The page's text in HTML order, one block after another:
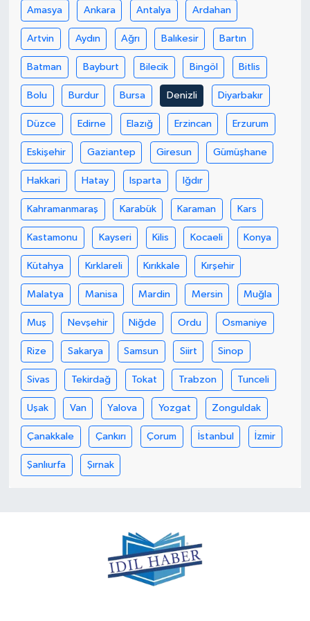
Amasya Ankara Antalya Ardahan
Artvin Aydın Ağrı Balıkesir Bartın
Batman Bayburt Bilecik Bingöl Bitlis
Bolu Burdur Bursa Denizli Diyarbakır
Düzce Edirne Elazığ Erzincan Erzurum
Eskişehir Gaziantep Giresun Gümüşhane
Hakkari Hatay Isparta Iğdır
Kahramanmaraş Karabük Karaman Kars
Kastamonu Kayseri Kilis Kocaeli Konya
Kütahya Kırklareli Kırıkkale Kırşehir
Malatya Manisa Mardin Mersin Muğla
Muş Nevşehir Niğde Ordu Osmaniye
Rize Sakarya Samsun Siirt Sinop
Sivas Tekirdağ Tokat Trabzon Tunceli
Uşak Van Yalova Yozgat Zonguldak
Çanakkale Çankırı Çorum İstanbul İzmir
Şanlıurfa Şırnak